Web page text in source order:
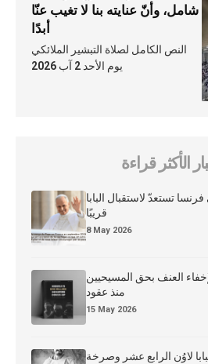
شامل، وأنّ عنايته بنا لا تغيب عنّا
أبدًا
النص الكامل لصلاة التبشير الملائكي
يوم الأحد 2 آب 2026
الأكثر قراءة
تستعدّ لاستقبال البابا
قريبًا
8 May 2026
العنف بحق المسيحيين
منذ عقود
15 May 2026
لاوُن الرابع عشر وصرخة